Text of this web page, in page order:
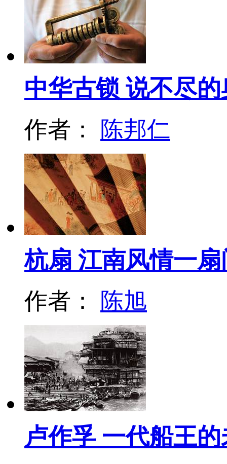
中华古锁 说不尽
作者： 陈邦仁
杭扇 江南风情一扇
作者： 陈旭
卢作孚 一代船王